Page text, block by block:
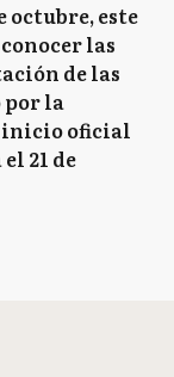
octubre, este
las
de las
por la
inicio oficial
21 de